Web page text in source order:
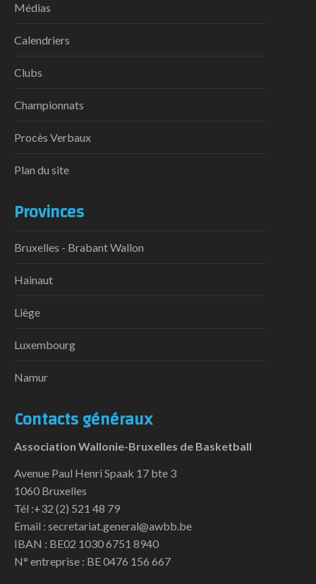
Médias
Calendriers
Clubs
Championnats
Procès Verbaux
Plan du site
Provinces
Bruxelles - Brabant Wallon
Hainaut
Liège
Luxembourg
Namur
Contacts généraux
Association Wallonie-Bruxelles de Basketball
Avenue Paul Henri Spaak 17 bte 3
1060 Bruxelles
Tél :+32 (2) 521 48 79
Email : secretariat.general@awbb.be
IBAN : BE02 1030 6751 8940
N° entreprise : BE 0476 156 667